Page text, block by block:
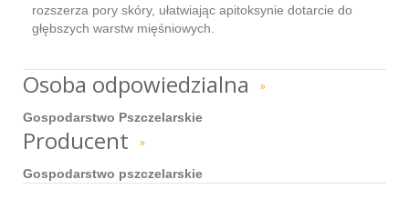
rozszerza pory skóry, ułatwiając apitoksynie dotarcie do
głębszych warstw mięśniowych.
Osoba odpowiedzialna »
Gospodarstwo Pszczelarskie
Producent »
Gospodarstwo pszczelarskie